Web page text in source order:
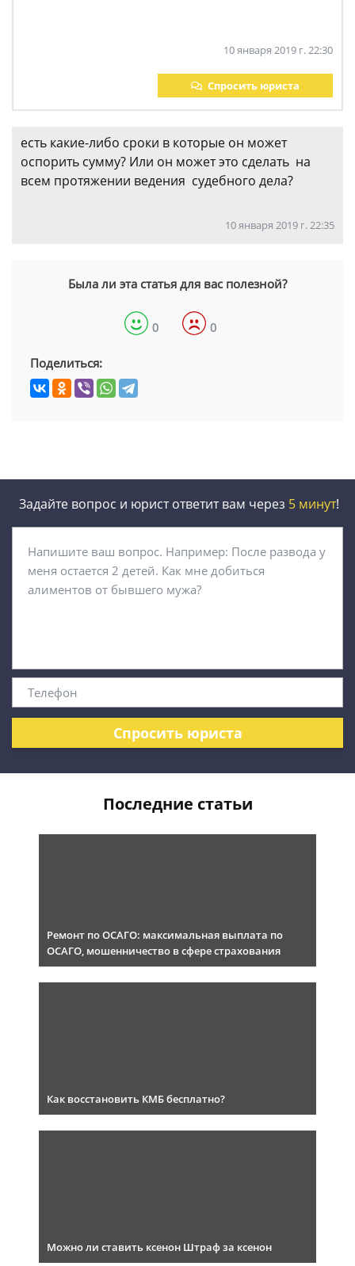
10 января 2019 г. 22:30
Спросить юриста
есть какие-либо сроки в которые он может
оспорить сумму? Или он может это сделать на
всем протяжении ведения судебного дела?
10 января 2019 г. 22:35
Была ли эта статья для вас полезной?
0 0
Поделиться:
Задайте вопрос и юрист ответит вам через 5 минут!
Спросить юриста
Последние статьи
Ремонт по ОСАГО: максимальная выплата по
ОСАГО, мошенничество в сфере страхования
Как восстановить КМБ бесплатно?
Можно ли ставить ксенон Штраф за ксенон